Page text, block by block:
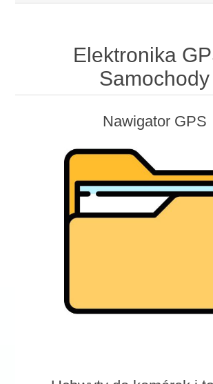
Elektronika
Samochody
Nawigator GPS